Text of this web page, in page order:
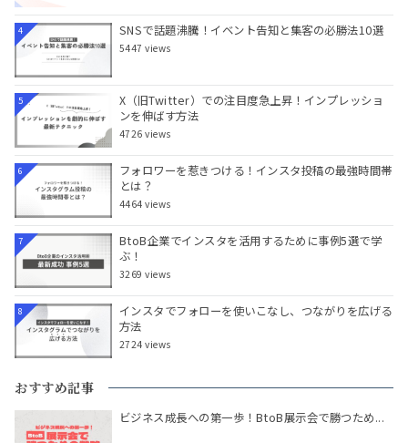
4 SNSで話題沸騰！イベント告知と集客の必勝法10選
5447 views
5
X（旧Twitter）での注目度急上昇！インプレッショ
ンを伸ばす方法
4726 views
6
フォロワーを惹きつける！インスタ投稿の最強時間帯
とは？
4464 views
7
BtoB企業でインスタを活用するために事例5選で学
ぶ！
3269 views
8
インスタでフォローを使いこなし、つながりを広げる
方法
2724 views
おすすめ記事
ビジネス成長への第一歩！BtoB展示会で勝つため...